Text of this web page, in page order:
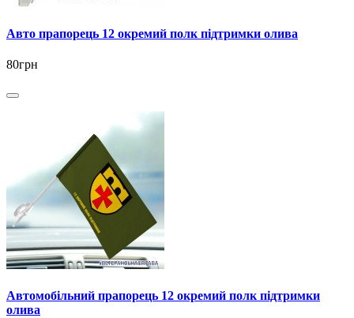
Авто прапорець 12 окремий полк підтримки олива
80грн
Автомобільний прапорець 12 окремий полк підтримки
олива